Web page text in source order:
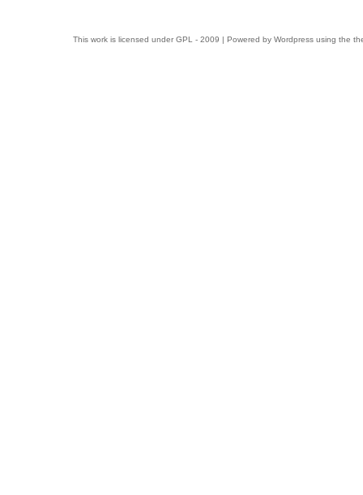
This work is licensed under GPL - 2009 | Powered by Wordpress using the